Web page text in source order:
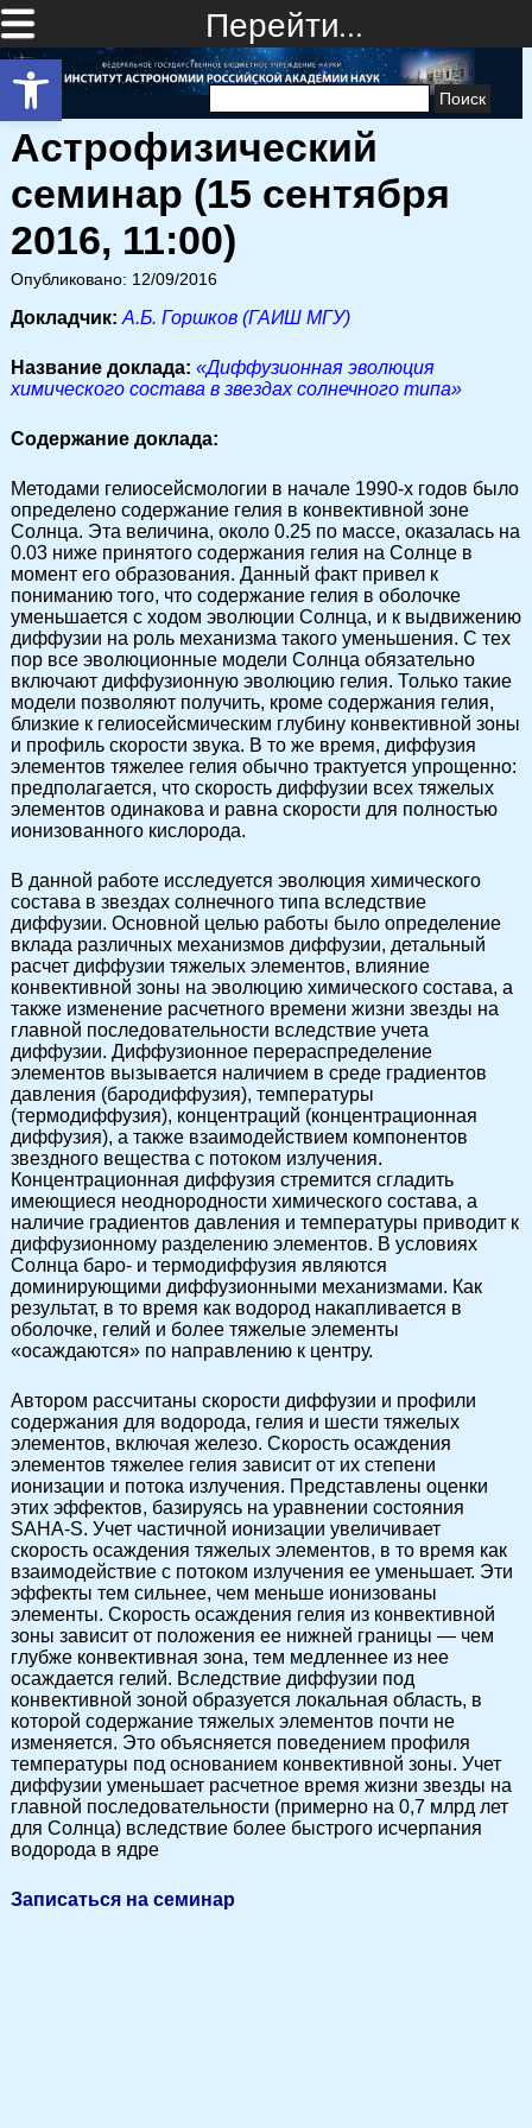
Открыть панель инструментов
Перейти…
Найти:
Астрофизический
семинар (15 сентября
2016, 11:00)
Опубликовано: 12/09/2016
Докладчик: А.Б. Горшков (ГАИШ МГУ)
Название доклада: «Диффузионная эволюция
химического состава в звездах солнечного типа»
Cодержание доклада:
Методами гелиосейсмологии в начале 1990-х годов было
определено содержание гелия в конвективной зоне
Солнца. Эта величина, около 0.25 по массе, оказалась на
0.03 ниже принятого содержания гелия на Солнце в
момент его образования. Данный факт привел к
пониманию того, что содержание гелия в оболочке
уменьшается с ходом эволюции Солнца, и к выдвижению
диффузии на роль механизма такого уменьшения. С тех
пор все эволюционные модели Солнца обязательно
включают диффузионную эволюцию гелия. Только такие
модели позволяют получить, кроме содержания гелия,
близкие к гелиосейсмическим глубину конвективной зоны
и профиль скорости звука. В то же время, диффузия
элементов тяжелее гелия обычно трактуется упрощенно:
предполагается, что скорость диффузии всех тяжелых
элементов одинакова и равна скорости для полностью
ионизованного кислорода.
В данной работе исследуется эволюция химического
состава в звездах солнечного типа вследствие
диффузии. Основной целью работы было определение
вклада различных механизмов диффузии, детальный
расчет диффузии тяжелых элементов, влияние
конвективной зоны на эволюцию химического состава, а
также изменение расчетного времени жизни звезды на
главной последовательности вследствие учета
диффузии. Диффузионное перераспределение
элементов вызывается наличием в среде градиентов
давления (бародиффузия), температуры
(термодиффузия), концентраций (концентрационная
диффузия), а также взаимодействием компонентов
звездного вещества с потоком излучения.
Концентрационная диффузия стремится сгладить
имеющиеся неоднородности химического состава, а
наличие градиентов давления и температуры приводит к
диффузионному разделению элементов. В условиях
Солнца баро- и термодиффузия являются
доминирующими диффузионными механизмами. Как
результат, в то время как водород накапливается в
оболочке, гелий и более тяжелые элементы
«осаждаются» по направлению к центру.
Автором рассчитаны скорости диффузии и профили
содержания для водорода, гелия и шести тяжелых
элементов, включая железо. Скорость осаждения
элементов тяжелее гелия зависит от их степени
ионизации и потока излучения. Представлены оценки
этих эффектов, базируясь на уравнении состояния
SAHA-S. Учет частичной ионизации увеличивает
скорость осаждения тяжелых элементов, в то время как
взаимодействие с потоком излучения ее уменьшает. Эти
эффекты тем сильнее, чем меньше ионизованы
элементы. Скорость осаждения гелия из конвективной
зоны зависит от положения ее нижней границы — чем
глубже конвективная зона, тем медленнее из нее
осаждается гелий. Вследствие диффузии под
конвективной зоной образуется локальная область, в
которой содержание тяжелых элементов почти не
изменяется. Это объясняется поведением профиля
температуры под основанием конвективной зоны. Учет
диффузии уменьшает расчетное время жизни звезды на
главной последовательности (примерно на 0,7 млрд лет
для Солнца) вследствие более быстрого исчерпания
водорода в ядре
Записаться на семинар